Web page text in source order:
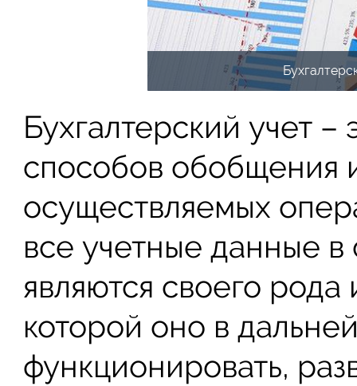
Бухгалтерский учет
способов обобщения
осуществляемых
все учетные данные
являются своего
которой оно в
функционировать,